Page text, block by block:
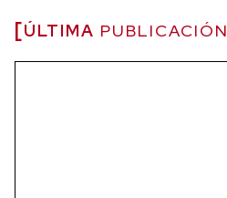
ÚLTIMA PUBLICACIÓN